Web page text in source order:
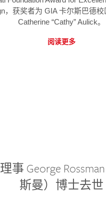
，获奖者为 GIA 卡尔斯巴德
Catherine “Cathy” Aulick。
阅读更多
事 George
斯曼）博士去世